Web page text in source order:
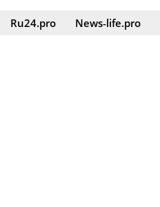
Ru24.pro News‑life.pro